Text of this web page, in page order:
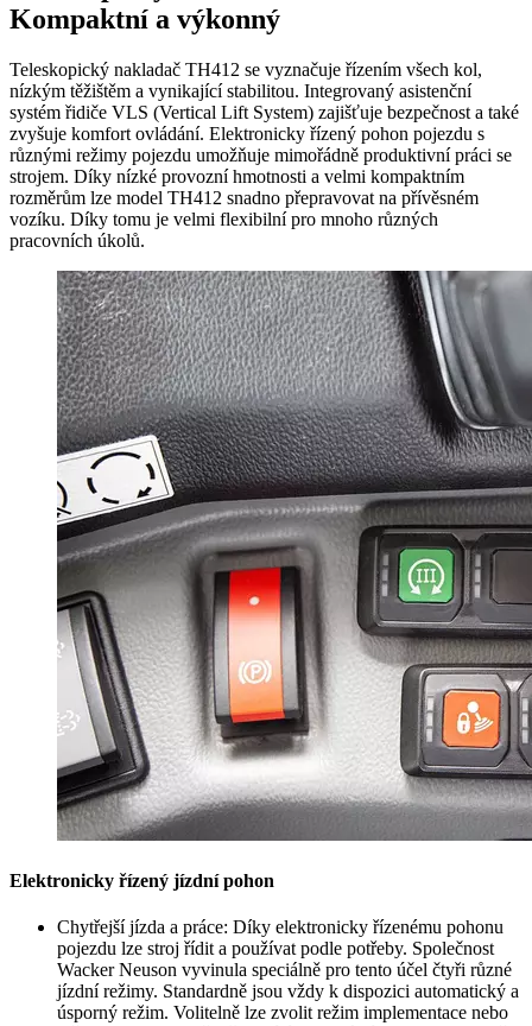
Kompaktní a výkonný
Teleskopický nakladač TH412 se vyznačuje řízením všech kol,
nízkým těžištěm a vynikající stabilitou. Integrovaný asistenční
systém řidiče VLS (Vertical Lift System) zajišťuje bezpečnost a také
zvyšuje komfort ovládání. Elektronicky řízený pohon pojezdu s
různými režimy pojezdu umožňuje mimořádně produktivní práci se
strojem. Díky nízké provozní hmotnosti a velmi kompaktním
rozměrům lze model TH412 snadno přepravovat na přívěsném
vozíku. Díky tomu je velmi flexibilní pro mnoho různých
pracovních úkolů.
Elektronicky řízený jízdní pohon
Chytřejší jízda a práce: Díky elektronicky řízenému pohonu
pojezdu lze stroj řídit a používat podle potřeby. Společnost
Wacker Neuson vyvinula speciálně pro tento účel čtyři různé
jízdní režimy. Standardně jsou vždy k dispozici automatický a
úsporný režim. Volitelně lze zvolit režim implementace nebo